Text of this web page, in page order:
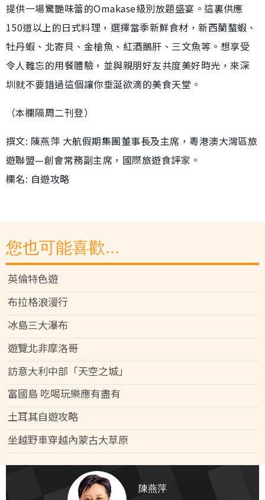
提供一場驚艷味蕾的Omakase級別放題盛宴。這裏供應
150道以上的日式料理，選擇當季新鮮食材，新西蘭螯蝦、
牡丹蝦、北寄貝、金槍魚、紅酒鵝肝、三文魚等。想享受
令人難忘的用餐體驗，並與親朋好友共度美好時光，來深
圳就不要錯過這個讓你垂涎欲滴的美食天堂。
（本欄隔周二刊登）
撰文: 陳燕萍 大航假期集團董事長及主席，粵港澳大灣區旅
遊聯盟—創會常務副主席，國際旅遊食評家。
欄名: 自遊攻略
您也可能喜歡...
英倫特色遊
布拉格浪漫行
冰島三大瀑布
遊覽北非摩洛哥
訪意大利中部「天空之城」
富國島 吃喝玩樂應有盡有
土耳其自遊攻略
坐越野車穿越內蒙古大草原
陳燕萍